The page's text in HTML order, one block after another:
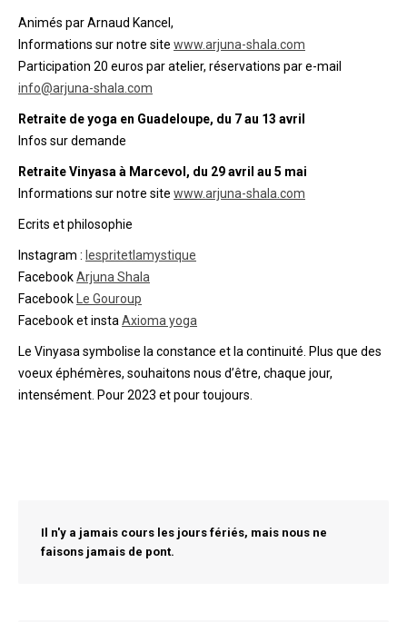
Animés par Arnaud Kancel,
Informations sur notre site www.arjuna-shala.com
Participation 20 euros par atelier, réservations par e-mail
info@arjuna-shala.com
Retraite de yoga en Guadeloupe, du 7 au 13 avril
Infos sur demande
Retraite Vinyasa à Marcevol, du 29 avril au 5 mai
Informations sur notre site www.arjuna-shala.com
Ecrits et philosophie
Instagram : lespritetlamystique
FacebookArjuna Shala
Facebook
Le Gouroup
Facebook et insta Axioma yoga
Le Vinyasa symbolise la constance et la continuité. Plus que des
voeux éphémères, souhaitons nous d’être, chaque jour,
intensément. Pour 2023 et pour toujours.
Il n'y a jamais cours les jours fériés, mais nous ne
faisons jamais de pont.